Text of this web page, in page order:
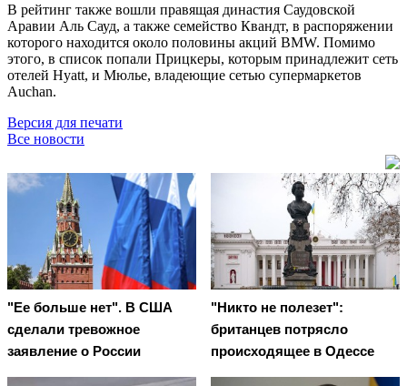
В рейтинг также вошли правящая династия Саудовской
Аравии Аль Сауд, а также семейство Квандт, в распоряжении
которого находится около половины акций BMW. Помимо
этого, в список попали Прицкеры, которым принадлежит сеть
отелей Hyatt, и Мюлье, владеющие сетью супермаркетов
Auchan.
Версия для печати
Все новости
"Ее больше нет". В США
сделали тревожное
заявление о России
"Никто не полезет":
британцев потрясло
происходящее в Одессе